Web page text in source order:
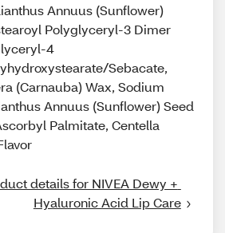
Annuus (Sunflower)
Polyglyceryl-3 Dimer
4
Sebacate,
(Carnauba) Wax, Sodium
Annuus (Sunflower) Seed
Palmitate, Centella
details for NIVEA Dewy +
Hyaluronic Acid Lip Care